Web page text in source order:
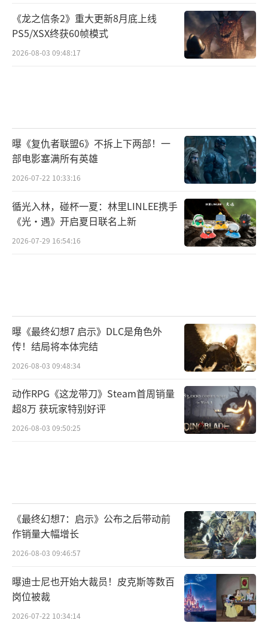
《龙之信条2》重大更新8月底上线
PS5/XSX终获60帧模式
2026-08-03 09:48:17
曝《复仇者联盟6》不拆上下两部！一
部电影塞满所有英雄
2026-07-22 10:33:16
循光入林，碰杯一夏：林里LINLEE携手
《光·遇》开启夏日联名上新
2026-07-29 16:54:16
曝《最终幻想7 启示》DLC是角色外
传！结局将本体完结
2026-08-03 09:48:34
动作RPG《这龙带刀》Steam首周销量
超8万 获玩家特别好评
2026-08-03 09:50:25
《最终幻想7：启示》公布之后带动前
作销量大幅增长
2026-08-03 09:46:57
曝迪士尼也开始大裁员！皮克斯等数百
岗位被裁
2026-07-22 10:34:14